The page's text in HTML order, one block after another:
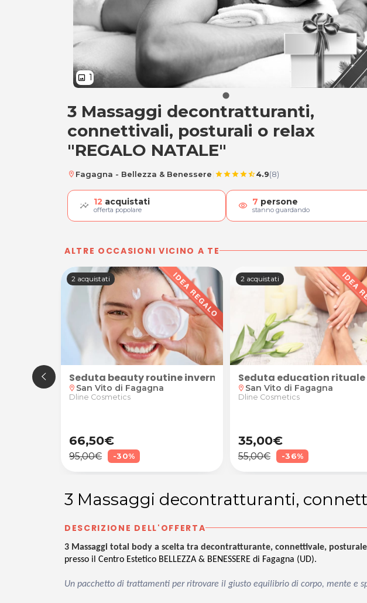
image 1
3 Massaggi
3 Massaggi decontratturanti,
connettivali, posturali o relax
"REGALO NATALE"
location_on Fagagna - Bellezza & Benessere starstarstarstarstar_half4.9(8)
12 acquistati
offerta popolare visibility 7 persone
stanno guardando
ALTRE OCCASIONI VICINO A TE
"Luxury"
2 acquistati
Seduta beauty routine invernale + prodotti
location_on San Vito di Fagagna
Dline Cosmetics
66,50€
95,00€ -30%
2 acquistati
Seduta education
location_on San Vito di Fagagna
Dline Cosmetics
35,00€
55,00€ -36%
3 Massaggi decontratturanti,
DESCRIZIONE DELL'OFFERTA
3 Massaggi total body a scelta tra decontratturante, connettivale,
presso il Centro Estetico BELLEZZA & BENESSERE di Fagagna (UD).
Un pacchetto di trattamenti per ritrovare il giusto equilibrio di corpo, mente e